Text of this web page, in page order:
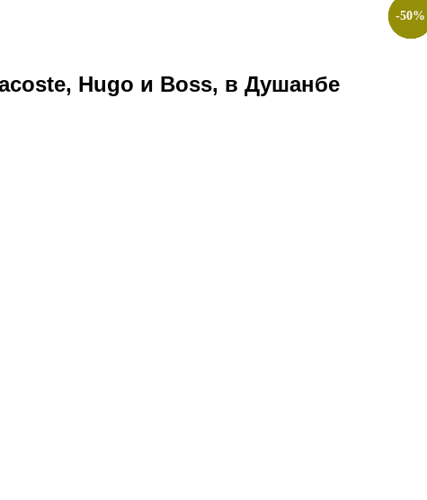
Hugo и Boss, в Душанбе
-50%
-50%
-50%
-50%